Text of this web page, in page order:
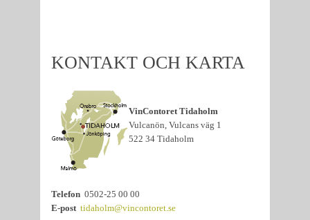
KONTAKT OCH KARTA
VinContoret Tidaholm
Vulcanön, Vulcans väg 1
522 34 Tidaholm
Telefon 0502-25 00 00
E-post tidaholm@vincontoret.se